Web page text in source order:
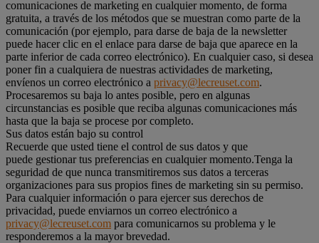
comunicaciones de marketing en cualquier momento, de forma
gratuita, a través de los métodos que se muestran como parte de la
comunicación (por ejemplo, para darse de baja de la newsletter
puede hacer clic en el enlace para darse de baja que aparece en la
parte inferior de cada correo electrónico). En cualquier caso, si desea
poner fin a cualquiera de nuestras actividades de marketing,
envíenos un correo electrónico a privacy@lecreuset.com.
Procesaremos su baja lo antes posible, pero en algunas
circunstancias es posible que reciba algunas comunicaciones más
hasta que la baja se procese por completo.
Sus datos están bajo su control
Recuerde que usted tiene el control de sus datos y que
puede gestionar tus preferencias en cualquier momento.Tenga la
seguridad de que nunca transmitiremos sus datos a terceras
organizaciones para sus propios fines de marketing sin su permiso.
Para cualquier información o para ejercer sus derechos de
privacidad, puede enviarnos un correo electrónico a
privacy@lecreuset.com para comunicarnos su problema y le
responderemos a la mayor brevedad.